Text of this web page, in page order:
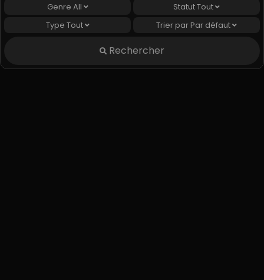
Chapitre 36 Chapitre 35
May 22, 2025
Genre All StatutTout
Type Tout Trier par Par défaut
Rechercher